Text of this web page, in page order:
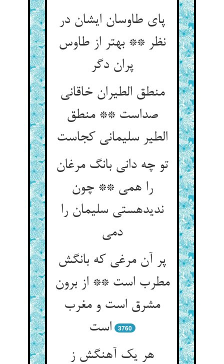
پای طاوسان ایشان در
نظر ** بهتر از طاوس
پران دگر
منطق الطیران خاقانی
صداست ** منطق
الطیر سلیمانی کجاست‏
تو چه دانی بانگ مرغان
را همی ** چون
ندیده‏ستی سلیمان را
دمی‏
پر آن مرغی که بانگش
مطرب است ** از برون
مشرق است و مغرب
است‏
3760
هر یک آهنگش ز